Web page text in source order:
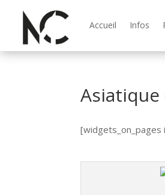
Accueil Infos
Asiatique
[widgets_on_pages